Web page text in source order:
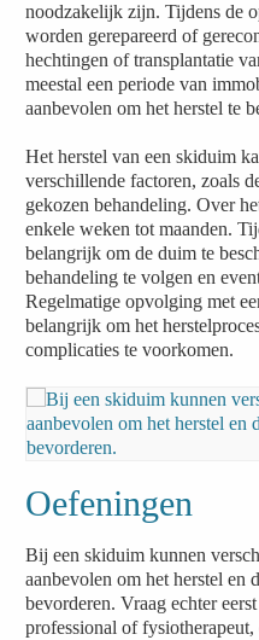
noodzakelijk zijn. Tijdens de
worden gerepareerd of
hechtingen of transplantatie
meestal een periode van
aanbevolen om het herstel te
Het herstel van een skiduim
verschillende factoren, zoals
gekozen behandeling. Over
enkele weken tot maanden.
belangrijk om de duim te
behandeling te volgen en
Regelmatige opvolging met
belangrijk om het
complicaties te voorkomen.
Oefeningen
Bij een skiduim kunnen
aanbevolen om het herstel en
bevorderen. Vraag echter
professional of